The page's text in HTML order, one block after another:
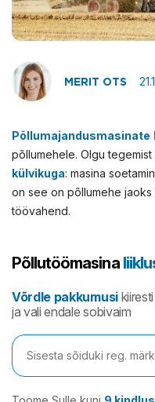
MERIT OTS
Põllumajandusmasinate
põllumehele. Olgu tegemist
külvikuga: masina
on see on põllumehe
töövahend.
Põllutöömasina
Võrdle pakkumusi
ja vali endale sobivaim